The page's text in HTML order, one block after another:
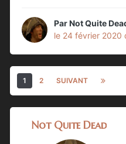
ParNot Quite
le 24 février 2020
1 2 SUIVANT
Not Quite Dead